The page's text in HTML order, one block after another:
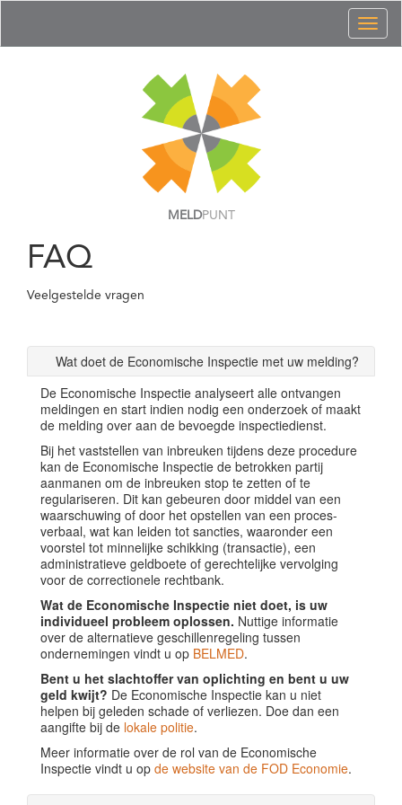
MELDPUNT
FAQ
Veelgestelde vragen
Wat doet de Economische Inspectie met uw melding?
De Economische Inspectie analyseert alle ontvangen
meldingen en start indien nodig een onderzoek of maakt
de melding over aan de bevoegde inspectiedienst.
Bij het vaststellen van inbreuken tijdens deze procedure
kan de Economische Inspectie de betrokken partij
aanmanen om de inbreuken stop te zetten of te
regulariseren. Dit kan gebeuren door middel van een
waarschuwing of door het opstellen van een proces-
verbaal, wat kan leiden tot sancties, waaronder een
voorstel tot minnelijke schikking (transactie), een
administratieve geldboete of gerechtelijke vervolging
voor de correctionele rechtbank.
Wat de Economische Inspectie niet doet, is uw
individueel probleem oplossen. Nuttige informatie
over de alternatieve geschillenregeling tussen
ondernemingen vindt u op BELMED.
Bent u het slachtoffer van oplichting en bent u uw
geld kwijt? De Economische Inspectie kan u niet
helpen bij geleden schade of verliezen. Doe dan een
aangifte bij de lokale politie.
Meer informatie over de rol van de Economische
Inspectie vindt u op de website van de FOD Economie.